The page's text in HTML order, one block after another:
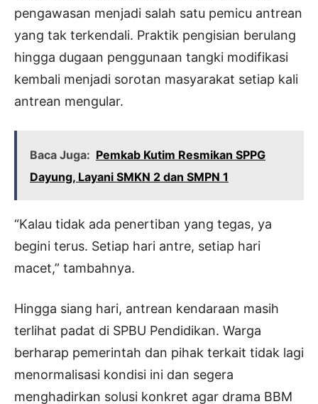
pengawasan menjadi salah satu pemicu antrean
yang tak terkendali. Praktik pengisian berulang
hingga dugaan penggunaan tangki modifikasi
kembali menjadi sorotan masyarakat setiap kali
antrean mengular.
Baca Juga: Pemkab Kutim Resmikan SPPG
Dayung, Layani SMKN 2 dan SMPN 1
“Kalau tidak ada penertiban yang tegas, ya
begini terus. Setiap hari antre, setiap hari
macet,” tambahnya.
Hingga siang hari, antrean kendaraan masih
terlihat padat di SPBU Pendidikan. Warga
berharap pemerintah dan pihak terkait tidak lagi
menormalisasi kondisi ini dan segera
menghadirkan solusi konkret agar drama BBM